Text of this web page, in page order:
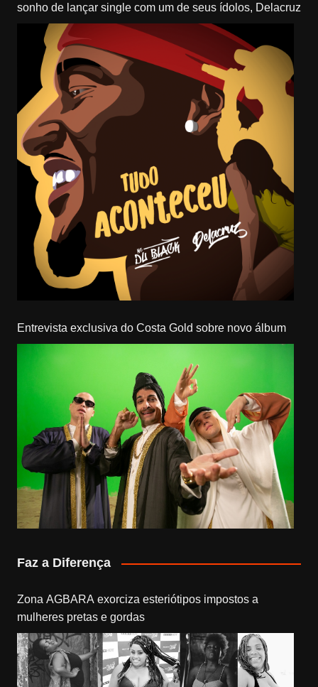
sonho de lançar single com um de seus ídolos, Delacruz
Entrevista exclusiva do Costa Gold sobre novo álbum
Faz a Diferença
Zona AGBARA exorciza esteriótipos impostos a
mulheres pretas e gordas